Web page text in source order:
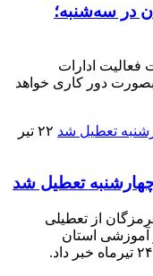
در سه‌شنبه؛
ادارات
دور کاری خواهد
۲۲ تیر
تعطیل شد
از تعطیلی
آموزشی استان